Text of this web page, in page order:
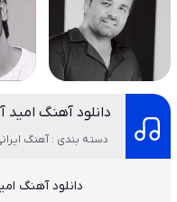
دانلود آهنگ
دسته بندی : آهنگ
دانلود آهنگ